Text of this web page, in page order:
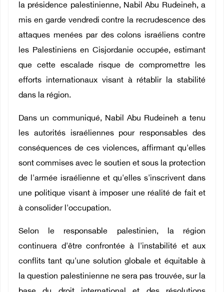
la présidence palestinienne, Nabil Abu Rudeineh, a
mis en garde vendredi contre la recrudescence des
attaques menées par des colons israéliens contre
les Palestiniens en Cisjordanie occupée, estimant
que cette escalade risque de compromettre les
efforts internationaux visant à rétablir la stabilité
dans la région.
Dans un communiqué, Nabil Abu Rudeineh a tenu
les autorités israéliennes pour responsables des
conséquences de ces violences, affirmant qu'elles
sont commises avec le soutien et sous la protection
de l'armée israélienne et qu'elles s'inscrivent dans
une politique visant à imposer une réalité de fait et
à consolider l'occupation.
Selon le responsable palestinien, la région
continuera d'être confrontée à l'instabilité et aux
conflits tant qu'une solution globale et équitable à
la question palestinienne ne sera pas trouvée, sur la